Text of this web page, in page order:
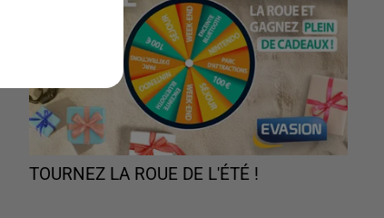
TOURNEZ LA ROUE DE L'ÉTÉ !